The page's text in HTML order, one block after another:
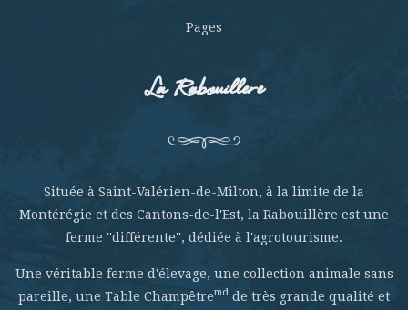
Pages
La Rabouillere
Située à Saint-Valérien-de-Milton, à la limite de la
Montérégie et des Cantons-de-l'Est, la Rabouillère est une
ferme ''différente'', dédiée à l'agrotourisme.
Une véritable ferme d'élevage, une collection animale sans
pareille, une Table Champêtremd de très grande qualité et